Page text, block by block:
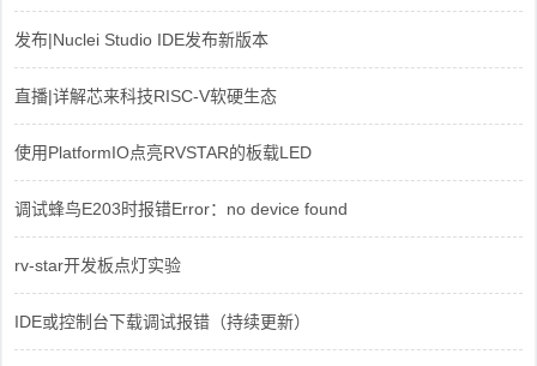
发布|Nuclei Studio IDE发布新版本
直播|详解芯来科技RISC-V软硬生态
使用PlatformIO点亮RVSTAR的板载LED
调试蜂鸟E203时报错Error：no device found
rv-star开发板点灯实验
IDE或控制台下载调试报错（持续更新）